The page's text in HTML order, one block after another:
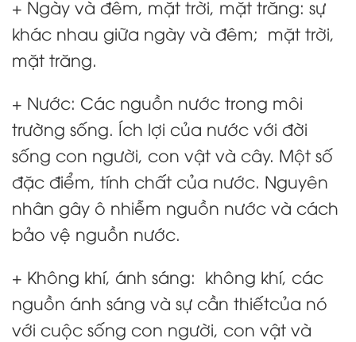
+ Ngày và đêm, mặt trời, mặt trăng: sự
khác nhau giữa ngày và đêm; mặt trời,
mặt trăng.
+ Nước: Các nguồn nước trong môi
trường sống. Ích lợi của nước với đời
sống con người, con vật và cây. Một số
đặc điểm, tính chất của nước. Nguyên
nhân gây ô nhiễm nguồn nước và cách
bảo vệ nguồn nước.
+ Không khí, ánh sáng: không khí, các
nguồn ánh sáng và sự cần thiếtcủa nó
với cuộc sống con người, con vật và